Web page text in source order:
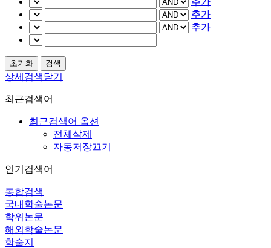
추가
추가
상세검색닫기
최근검색어
최근검색어 옵션
전체삭제
자동저장끄기
인기검색어
통합검색
국내학술논문
학위논문
해외학술논문
학술지